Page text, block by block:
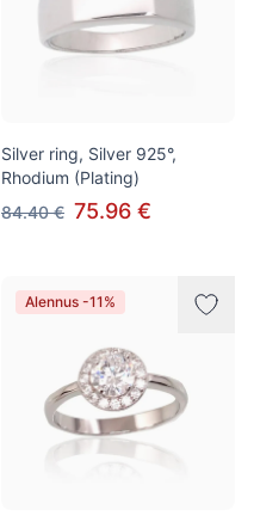
Silver ring, Silver 925°,
Rhodium (Plating)
84.40 € 75.96 €
Alennus -11%